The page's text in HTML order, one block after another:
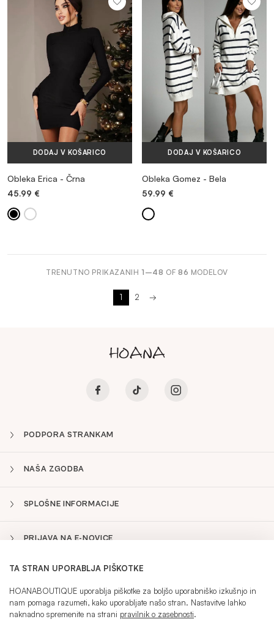
Sidebar
IZBRAN JEZIK:SLO
DODAJ V KOŠARICO
Obleka Erica - Črna
45.99 €
DODAJ V KOŠARICO
Obleka Gomez - Bela
59.99 €
TRENUTNO PRIKAZANIH1–48 OF 86 MODELOV
1 2 →
PODPORA STRANKAM
NAŠA ZGODBA
SPLOŠNE INFORMACIJE
PRIJAVA NA E-NOVICE
TA STRAN UPORABLJA PIŠKOTKE
HOANABOUTIQUE uporablja piškotke za boljšo uporabniško izkušnjo in
nam pomaga razumeti, kako uporabljate našo stran. Nastavitve lahko
naknadno spremenite na strani pravilnik o zasebnosti.